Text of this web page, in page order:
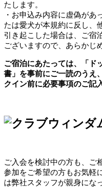
たします。
・お申込み内容に虚偽があ
たは愛犬が本規約に反し、
引き起こした場合は、ご宿
ございますので、あらかじ
ご宿泊にあたっては、「ド
書」を事前にご一読のうえ
クイン前に必要事項のご記
ご入会を検討中の方も、ご
参加をご希望の方もお気軽
は弊社スタッフが親身にな